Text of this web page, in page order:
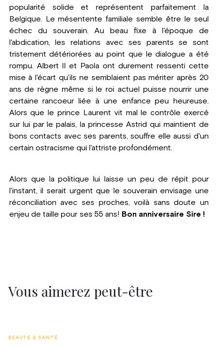
popularité solide et représentent parfaitement la
Belgique. Le mésentente familiale semble être le seul
échec du souverain. Au beau fixe à l'époque de
l'abdication, les relations avec ses parents se sont
tristement détériorées au point que le dialogue a été
rompu. Albert II et Paola ont durement ressenti cette
mise à l'écart qu'ils ne semblaient pas mériter après 20
ans de règne même si le roi actuel puisse nourrir une
certaine rancoeur liée à une enfance peu heureuse.
Alors que le prince Laurent vit mal le contrôle exercé
sur lui par le palais, la princesse Astrid qui maintient de
bons contacts avec ses parents, souffre elle aussi d'un
certain ostracisme qui l'attriste profondément.
Alors que la politique lui laisse un peu de répit pour
l'instant, il serait urgent que le souverain envisage une
réconciliation avec ses proches, voilà sans doute un
enjeu de taille pour ses 55 ans! Bon anniversaire Sire !
Vous aimerez peut-être
BEAUTÉ & SANTÉ